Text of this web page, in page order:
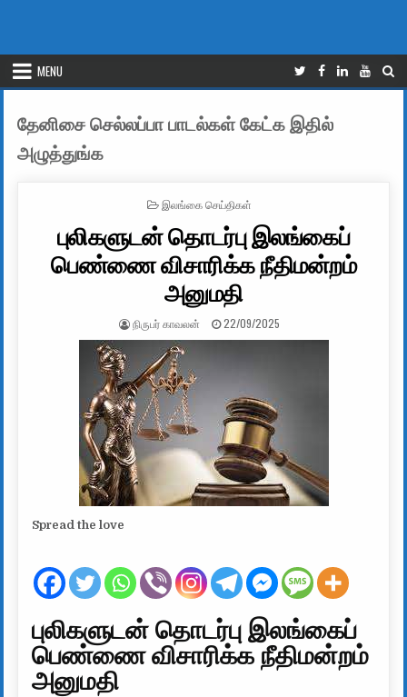
MENU
தேனிசை செல்லப்பா பாடல்கள் கேட்க இதில்
அழுத்துங்க
POSTED IN
இலங்கை செய்திகள்
புலிகளுடன் தொடர்பு இலங்கைப்
பெண்ணை விசாரிக்க நீதிமன்றம்
அனுமதி
AUTHOR:
நிருபர் காவலன் PUBLISHED DATE:
22/09/2025
Spread the love
புலிகளுடன் தொடர்பு இலங்கைப்
பெண்ணை விசாரிக்க நீதிமன்றம்
அனுமதி